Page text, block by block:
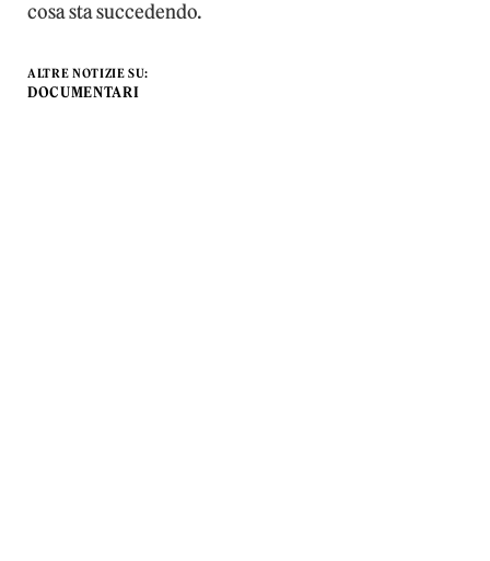
cosa sta succedendo.
ALTRE NOTIZIE SU:
DOCUMENTARI